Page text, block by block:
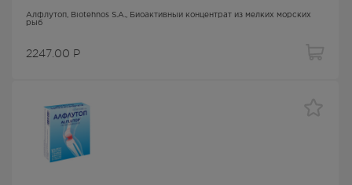
Алфлутоп , Biotehnos S.A., Биоактивный концентрат из мелких морских
рыб
2247.00 Р